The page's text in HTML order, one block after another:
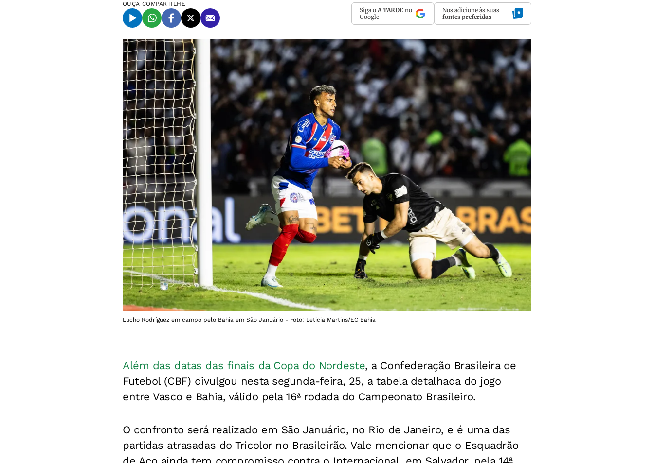
OUÇA COMPARTILHE
Siga o A TARDE no
Google
Nos adicione às suas
fontes preferidas
Lucho Rodríguez em campo pelo Bahia em São Januário - Foto: Leticia Martins/EC Bahia
Além das datas das finais da Copa do Nordeste, a Confederação Brasileira de
Futebol (CBF) divulgou nesta segunda-feira, 25, a tabela detalhada do jogo
entre Vasco e Bahia, válido pela 16ª rodada do Campeonato Brasileiro.
O confronto será realizado em São Januário, no Rio de Janeiro, e é uma das
partidas atrasadas do Tricolor no Brasileirão. Vale mencionar que o Esquadrão